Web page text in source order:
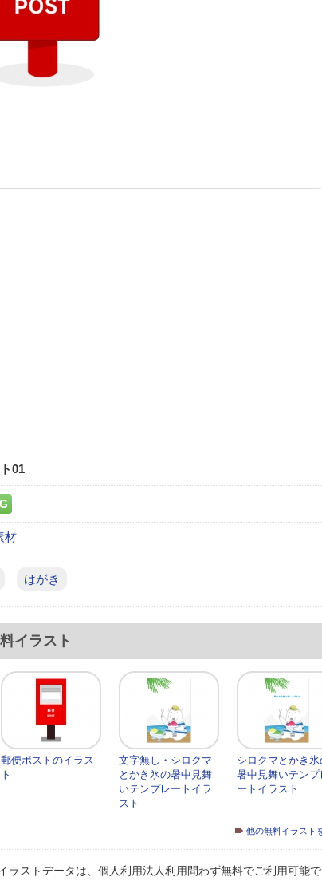
01
材
はがき
イラスト
郵便ポストのイラス
ト
文字無し・シロクマ
とかき氷の暑中見舞
いテンプレートイラ
スト
シロクマとかき氷
暑中見舞いテンプ
ートイラスト
他の無料イラスト
ラストデータは、個人利用法人利用問わず無料でご利用可能で